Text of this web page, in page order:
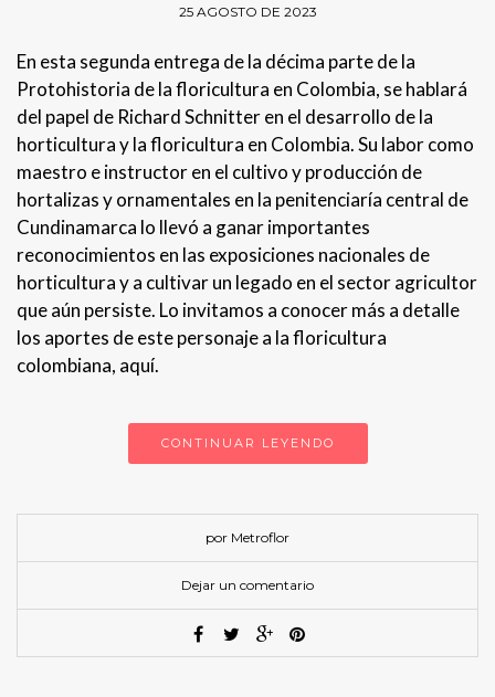
25 AGOSTO DE 2023
En esta segunda entrega de la décima parte de la
Protohistoria de la floricultura en Colombia, se hablará
del papel de Richard Schnitter en el desarrollo de la
horticultura y la floricultura en Colombia. Su labor como
maestro e instructor en el cultivo y producción de
hortalizas y ornamentales en la penitenciaría central de
Cundinamarca lo llevó a ganar importantes
reconocimientos en las exposiciones nacionales de
horticultura y a cultivar un legado en el sector agricultor
que aún persiste. Lo invitamos a conocer más a detalle
los aportes de este personaje a la floricultura
colombiana, aquí.
CONTINUAR LEYENDO
por Metroflor
Dejar un comentario